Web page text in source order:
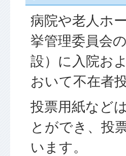
病院や老人ホ
挙管理委員会
設）に入院お
おいて不在者
投票用紙など
とができ、投
います。